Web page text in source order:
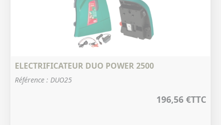
ELECTRIFICATEUR DUO POWER 2500
Référence : DUO25
196,56 €TTC